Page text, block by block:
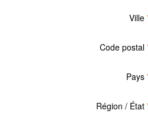
Ville
Code postal
Pays
Région / État